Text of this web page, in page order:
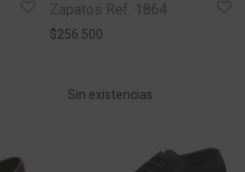
Zapatos Ref. 1864
$256.500